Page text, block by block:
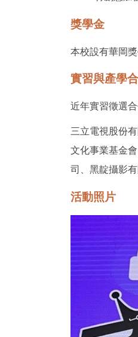
獎學金
本校設有華岡
實習與產學
近年實習徵選合
三立電視股份
文化事業基金
司、黑靛攝影有
活動照片